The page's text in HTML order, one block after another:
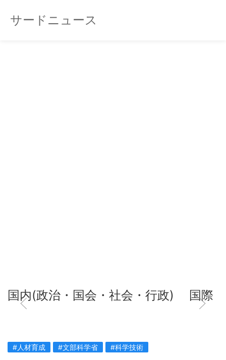
サードニュース
国内(政治・国会・社会・行政) 国際
#人材育成 #文部科学省 #科学技術